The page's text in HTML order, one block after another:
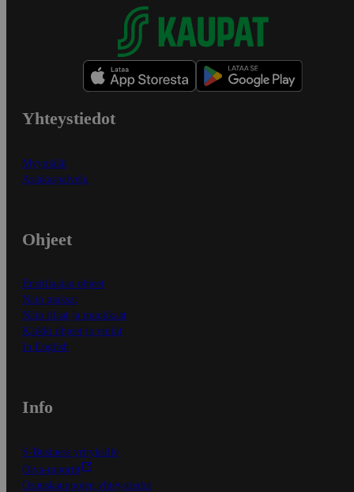
Yhteystiedot
Myymälät
Asiakaspalvelu
Ohjeet
Ensitilaajan ohjeet
Näin maksat
Näin tilaat ja muokkaat
Kaikki ohjeet ja vinkit
In English
Info
S-Business yrityksille
Oiva-raportit
Osuuskauppojen yhteystiedot